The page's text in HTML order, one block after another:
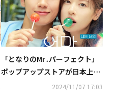
「となりのMr․パーフェクト」
ポップアップストアが日本上
陸！4都市で開催決定2024/11/07 17:03